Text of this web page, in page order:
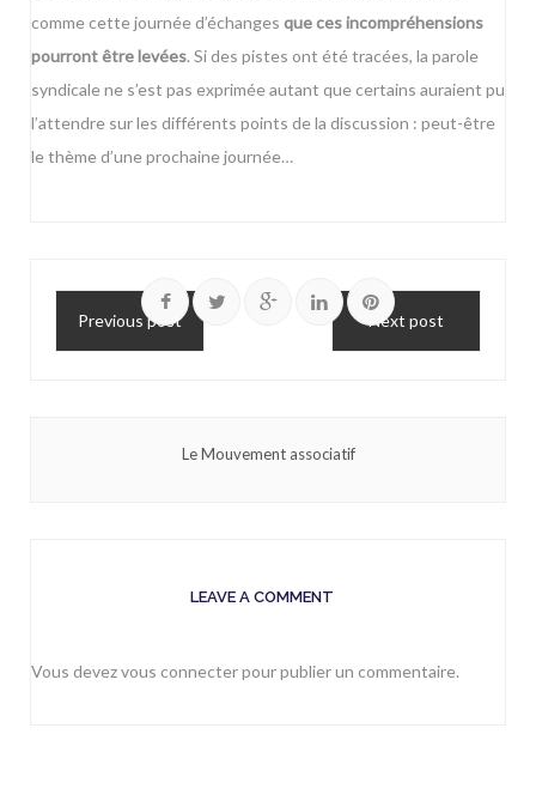
comme cette journée d’échanges que ces incompréhensions
pourront être levées. Si des pistes ont été tracées, la parole
syndicale ne s’est pas exprimée autant que certains auraient pu
l’attendre sur les différents points de la discussion : peut-être
le thème d’une prochaine journée…
Previous post Next post
Le Mouvement associatif
LEAVE A COMMENT
Vous devezvous connecterpour publier un commentaire.